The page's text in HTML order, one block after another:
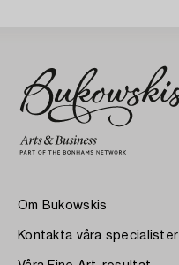
Om Bukowskis
Kontakta våra specialister